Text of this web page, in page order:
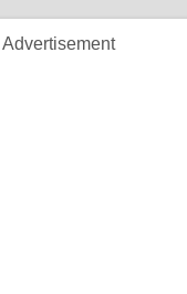
Advertisement